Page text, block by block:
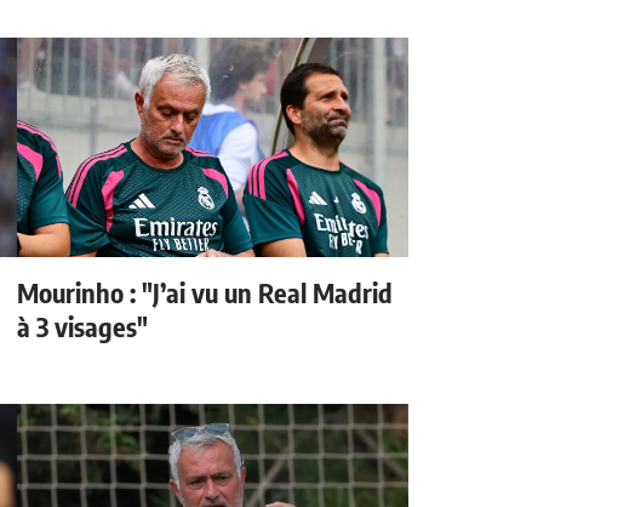
Mourinho : "J’ai vu un Real Madrid
à 3 visages"